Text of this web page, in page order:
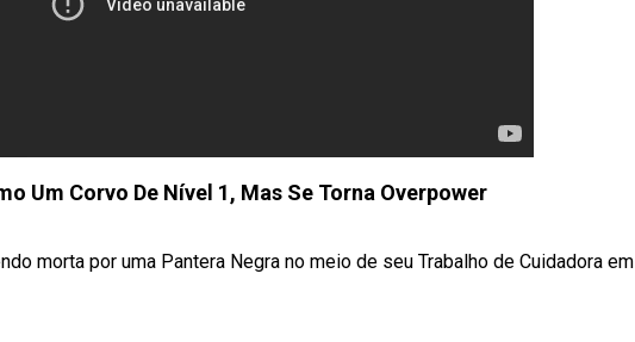
Um Corvo De Nível 1, Mas Se Torna Overpower
morta por uma Pantera Negra no meio de seu Trabalho de Cuidadora em